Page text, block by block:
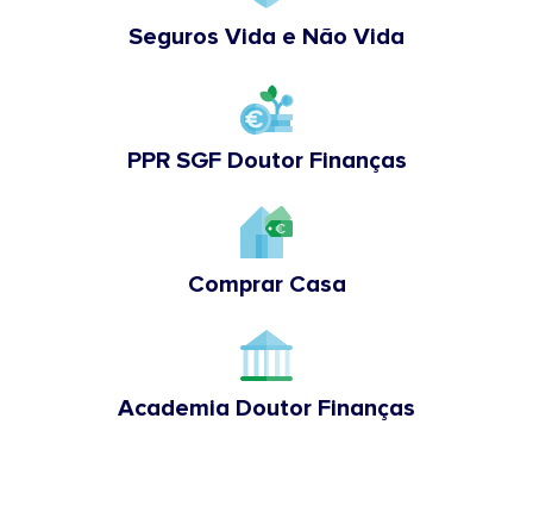
Seguros Vida e Não Vida
PPR SGF Doutor Finanças
Comprar Casa
Academia Doutor Finanças